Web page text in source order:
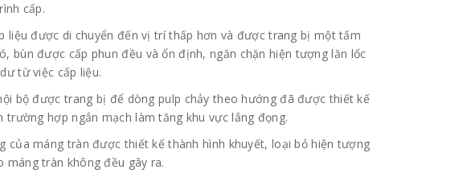
cấp.
liệu được di chuyển đến vị trí thấp hơn và được trang bị một tấm
bùn được cấp phun đều và ổn định, ngăn chặn hiện tượng lăn lốc
từ việc cấp liệu.
bộ được trang bị để dòng pulp chảy theo hướng đã được thiết kế
trường hợp ngắn mạch làm tăng khu vực lắng đọng.
của máng tràn được thiết kế thành hình khuyết, loại bỏ hiện tượng
máng tràn không đều gây ra.